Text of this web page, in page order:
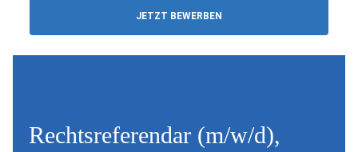
JETZT BEWERBEN
Rechtsreferendar (m/w/d),